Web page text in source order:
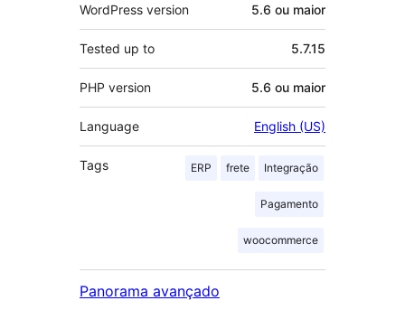
WordPress version 5.6 ou maior
Tested up to 5.7.15
PHP version 5.6 ou maior
Language English (US)
Tags ERP frete Integração
Pagamento
woocommerce
Panorama avançado